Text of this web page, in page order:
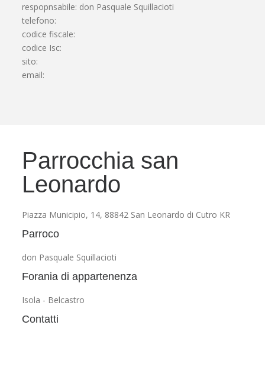
respopnsabile: don Pasquale Squillacioti
telefono:
codice fiscale:
codice Isc:
sito:
email:
Parrocchia san
Leonardo
Piazza Municipio, 14, 88842 San Leonardo di Cutro KR
Parroco
don Pasquale Squillacioti
Forania di appartenenza
Isola - Belcastro
Contatti